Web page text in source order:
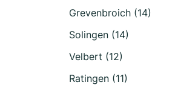
Grevenbroich (14)
Solingen (14)
Velbert (12)
Ratingen (11)